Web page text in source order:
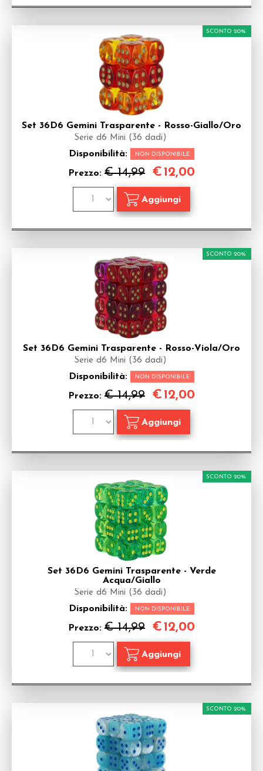
Set 36D6 Gemini Trasparente - Rosso-Giallo/Oro
Serie d6 Mini (36 dadi)
Disponibilità: NON DISPONIBILE
Prezzo: € 14,99
SCONTO 20%
€12,00
Set 36D6 Gemini Trasparente - Rosso-Viola/Oro
Serie d6 Mini (36 dadi)
Disponibilità: NON DISPONIBILE
Prezzo: € 14,99
SCONTO 20%
€12,00
Set 36D6 Gemini Trasparente - Verde
Acqua/Giallo
Serie d6 Mini (36 dadi)
Disponibilità: NON DISPONIBILE
Prezzo: € 14,99
SCONTO 20%
€12,00
SCONTO 20%